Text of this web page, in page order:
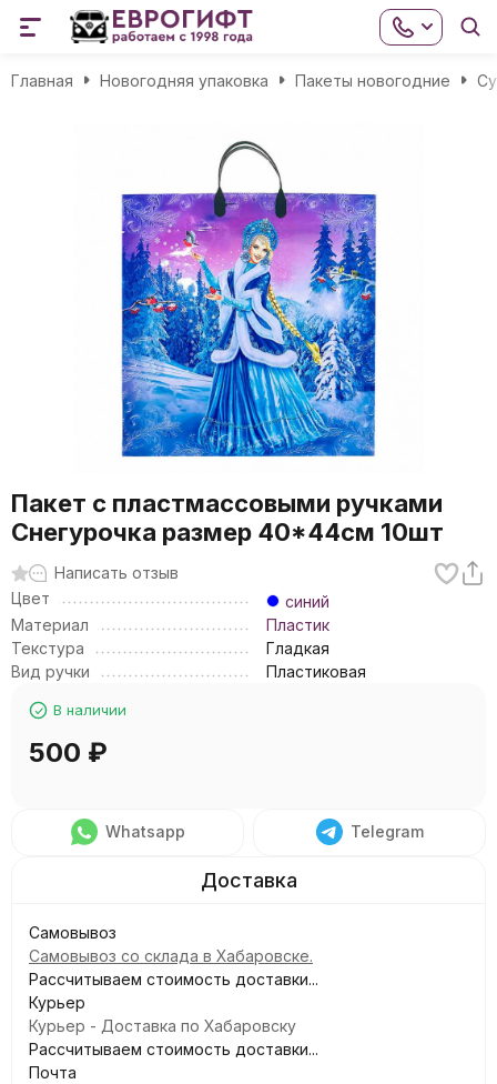
Главная Новогодняя упаковка Пакеты новогодние
Пакет с пластмассовыми ручками
Снегурочка размер 40*44см 10шт
Написать отзыв
Цвет
синий
Материал
Пластик
Текстура
Гладкая
Вид ручки
Пластиковая
В наличии
500 ₽
Whatsapp Telegram
Самовывоз
Самовывоз со склада в Хабаровске.
Рассчитываем стоимость доставки...
Курьер
Курьер - Доставка по Хабаровску
Рассчитываем стоимость доставки...
Почта